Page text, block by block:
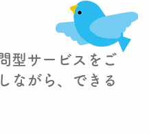
型サービスをご
ながら、できる